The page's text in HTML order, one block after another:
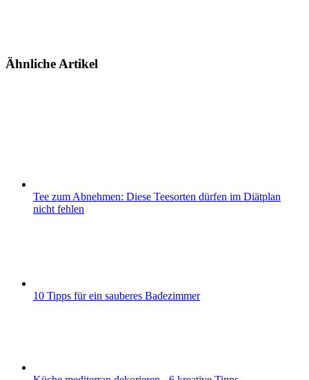
Ähnliche Artikel
Tee zum Abnehmen: Diese Teesorten dürfen im Diätplan
nicht fehlen
10 Tipps für ein sauberes Badezimmer